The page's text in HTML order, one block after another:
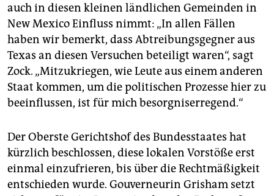
auch in diesen kleinen ländlichen Gemeinden in
New Mexico Einfluss nimmt: „In allen Fällen
haben wir bemerkt, dass Abtreibungsgegner aus
Texas an diesen Versuchen beteiligt waren“, sagt
Zock. „Mitzukriegen, wie Leute aus einem anderen
Staat kommen, um die politischen Prozesse hier zu
beeinflussen, ist für mich besorgniserregend.“
Der Oberste Gerichtshof des Bundesstaates hat
kürzlich beschlossen, diese lokalen Vorstöße erst
einmal einzufrieren, bis über die Rechtmäßigkeit
entschieden wurde. Gouverneurin ­Grisham setzt